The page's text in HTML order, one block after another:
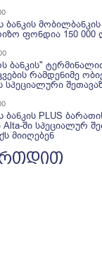
მობილბანკის
ფონდია 150
ბანკის"
რამდენიმე
სპეციალური
PLUS
ში სპეციალურ
მიიღებენ